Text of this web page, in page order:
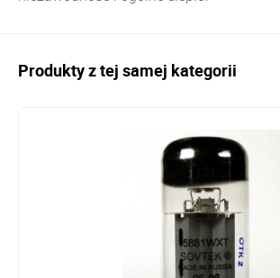
Produkty z tej samej kategorii